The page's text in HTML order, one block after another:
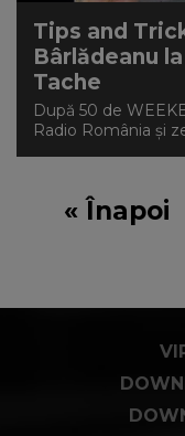
Tips and
Bârlădeanu
Tache
După 50 de
Radio România și
« Înapoi